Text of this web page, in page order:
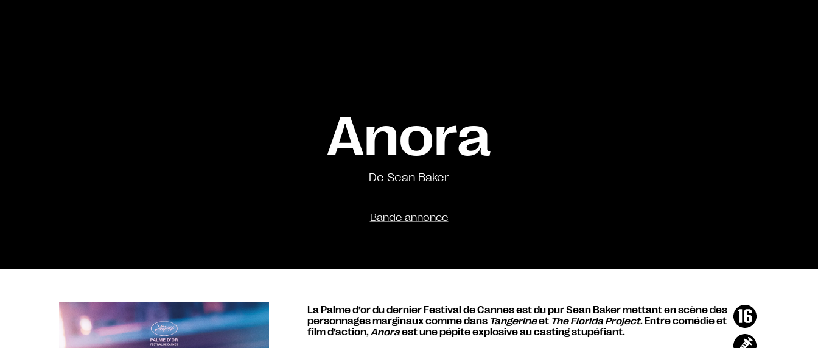
Anora
De Sean Baker
Bande annonce
La Palme d’or du dernier Festival de Cannes est du pur Sean Baker mettant en scène des
personnages marginaux comme dans Tangerineet The Florida Project. Entre comédie et
film d’action,Anoraest une pépite explosive au casting stupéfiant.